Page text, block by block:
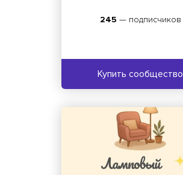
245 — подписчиков
Купить сообщество